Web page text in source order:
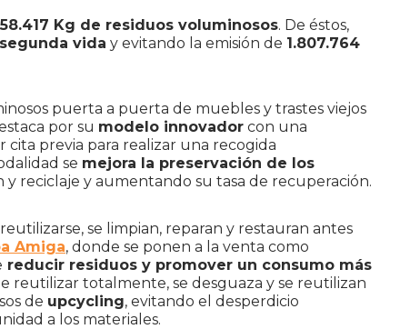
Kg de residuos voluminosos. De éstos,
segunda vida y evitando la emisión de 1.807.764
puerta a puerta de muebles y trastes viejos
por su modelo innovador con una
previa para realizar una recogida
se mejora la preservación de los
reciclaje y aumentando su tasa de recuperación.
se limpian, reparan y restauran antes
Amiga, donde se ponen a la venta como
reducir residuos y promover un consumo más
reutilizar totalmente, se desguaza y se reutilizan
de upcycling, evitando el desperdicio
a los materiales.